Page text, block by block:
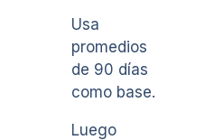
Usa
promedios
de 90 días
como base.
Luego